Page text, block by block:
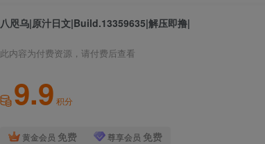
八咫乌|原汁日文|Build.13359635|解压即撸|
此内容为付费资源，请付费后查看
9.9 积分
黄金会员 免费 尊享会员 免费